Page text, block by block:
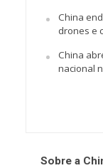
China
drones e
China
nacional
Sobre a